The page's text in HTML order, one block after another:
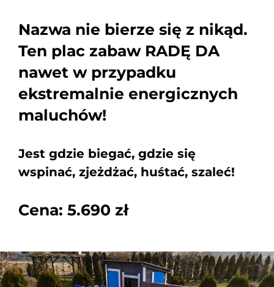
Nazwa nie bierze się z nikąd.
Ten plac zabaw RADĘ DA
nawet w przypadku
ekstremalnie energicznych
maluchów!
Jest gdzie biegać, gdzie się
wspinać, zjeżdżać, huśtać, szaleć!
Cena: 5.690 zł